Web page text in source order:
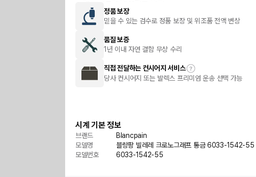
정품 보장
믿을 수 있는 검수로 정품 보장 및 위조품 전액 변상
품질 보증
1년 이내 자연 결함 무상 수리
직접 전달하는 컨시어지 서비스
당사 컨시어지 또는 발렉스 프리미엄 운송 선택 가능
시계 기본 정보
브랜드
Blancpain
모델명
블랑팡 빌레레 크로노그래프 통금 6033-1542-55
모델번호
6033-1542-55